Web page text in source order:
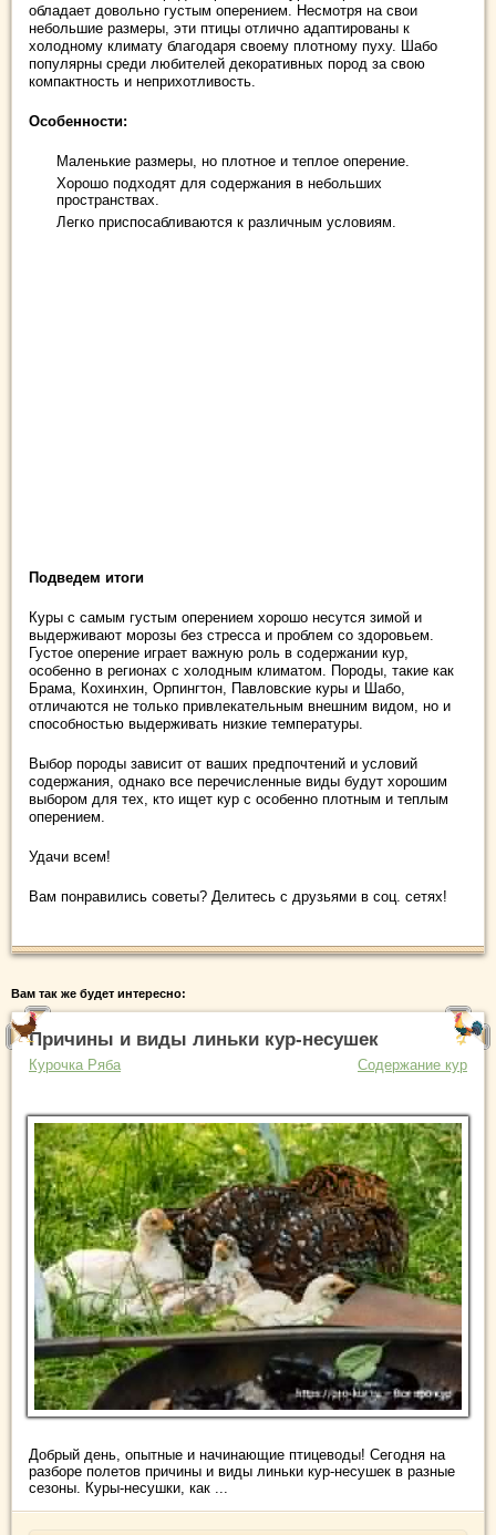
обладает довольно густым оперением. Несмотря на свои
небольшие размеры, эти птицы отлично адаптированы к
холодному климату благодаря своему плотному пуху. Шабо
популярны среди любителей декоративных пород за свою
компактность и неприхотливость.
Особенности:
Маленькие размеры, но плотное и теплое оперение.
Хорошо подходят для содержания в небольших
пространствах.
Легко приспосабливаются к различным условиям.
Подведем итоги
Куры с самым густым оперением хорошо несутся зимой и
выдерживают морозы без стресса и проблем со здоровьем.
Густое оперение играет важную роль в содержании кур,
особенно в регионах с холодным климатом. Породы, такие как
Брама, Кохинхин, Орпингтон, Павловские куры и Шабо,
отличаются не только привлекательным внешним видом, но и
способностью выдерживать низкие температуры.
Выбор породы зависит от ваших предпочтений и условий
содержания, однако все перечисленные виды будут хорошим
выбором для тех, кто ищет кур с особенно плотным и теплым
оперением.
Удачи всем!
Вам понравились советы? Делитесь с друзьями в соц. сетях!
Вам так же будет интересно:
Причины и виды линьки кур-несушек
Курочка Ряба Содержание кур
Добрый день, опытные и начинающие птицеводы! Сегодня на
разборе полетов причины и виды линьки кур-несушек в разные
сезоны. Куры-несушки, как ...